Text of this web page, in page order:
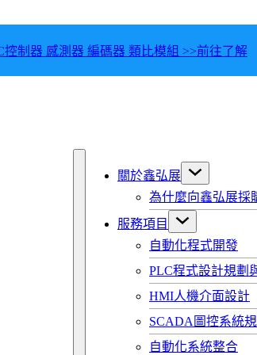
控制器 感測器 編碼器 類比模組 >>前往了解
關於鑫弘展
為什麼向鑫弘展採
服務項目
自動化程式開發
PLC程式設計規劃
HMI人機介面設計
SCADA圖控系統規
自動化系統整合